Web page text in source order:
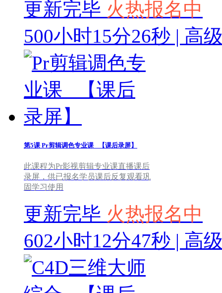
更新完毕 火热报名中
500小时15分26秒 | 高
第5课 Pr剪辑调色专业课 _【课后录屏】
此课程为Pr影视剪辑专业课直播课后
录屏，供已报名学员课后反复观看巩
固学习使用
更新完毕 火热报名中
602小时12分47秒 | 高